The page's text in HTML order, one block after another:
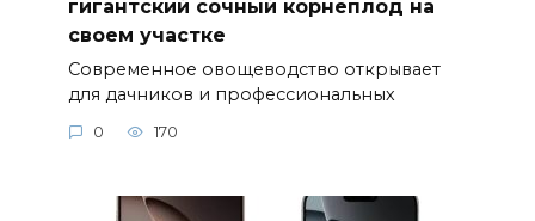
гигантский сочный корнеплод на
своем участке
Современное овощеводство открывает
для дачников и профессиональных
0 170